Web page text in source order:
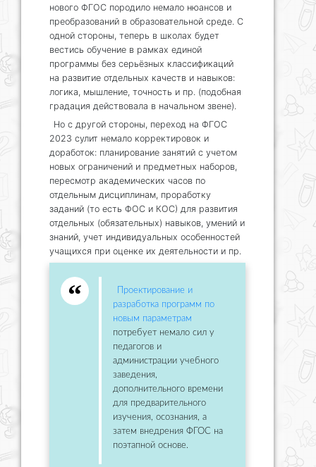
нового ФГОС породило немало нюансов и
преобразований в образовательной среде. С
одной стороны, теперь в школах будет
вестись обучение в рамках единой
программы без серьёзных классификаций
на развитие отдельных качеств и навыков:
логика, мышление, точность и пр. (подобная
градация действовала в начальном звене).
Но с другой стороны, переход на ФГОС
2023 сулит немало корректировок и
доработок: планирование занятий с учетом
новых ограничений и предметных наборов,
пересмотр академических часов по
отдельным дисциплинам, проработку
заданий (то есть ФОС и КОС) для развития
отдельных (обязательных) навыков, умений и
знаний, учет индивидуальных особенностей
учащихся при оценке их деятельности и пр.
Проектирование и
разработка программ по
новым параметрам
потребует немало сил у
педагогов и
администрации учебного
заведения,
дополнительного времени
для предварительного
изучения, осознания, а
затем внедрения ФГОС на
поэтапной основе.